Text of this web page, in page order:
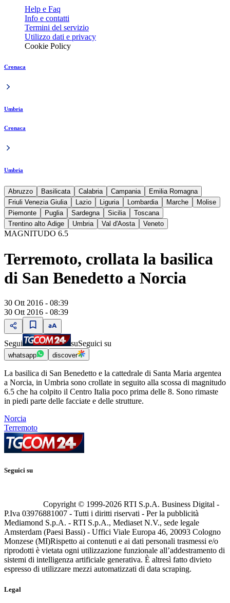
Help e Faq
Info e contatti
Termini del servizio
Utilizzo dati e privacy
Cookie Policy
Cronaca
Umbria
Cronaca
Umbria
Abruzzo Basilicata Calabria Campania
Emilia Romagna
Friuli Venezia Giulia
Lazio Liguria Lombardia Marche
Molise
Piemonte
Puglia Sardegna Sicilia
Toscana
Trentino alto Adige
Umbria Val d'Aosta Veneto
MAGNITUDO 6.5
Terremoto, crollata la basilica
di San Benedetto a Norcia
30 Ott 2016 - 08:39
30 Ott 2016 - 08:39
Segui suSeguici su
whatsapp discover
La basilica di San Benedetto e la cattedrale di Santa Maria argentea
a Norcia, in Umbria sono crollate in seguito alla scossa di magnitudo
6.5 che ha colpito il Centro Italia poco prima delle 8. Sono rimaste
in piedi parte delle facciate e delle strutture.
Norcia
Terremoto
Seguici su
Copyright © 1999-2026 RTI S.p.A. Business Digital -
P.Iva 03976881007 - Tutti i diritti riservati - Per la pubblicità
Mediamond S.p.A. - RTI S.p.A., Mediaset N.V., sede legale
Amsterdam (Paesi Bassi) - Uffici Viale Europa 46, 20093 Cologno
Monzese (MI)Rispetto ai contenuti e ai dati personali trasmessi e/o
riprodotti è vietata ogni utilizzazione funzionale all’addestramento di
sistemi di intelligenza artificiale generativa. È altresì fatto divieto
espresso di utilizzare mezzi automatizzati di data scraping.
Legal